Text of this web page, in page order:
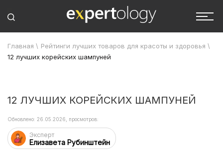
Главная \ Рейтинги лучших товаров для красоты и здоровья \
12 лучших корейских шампуней
12 ЛУЧШИХ КОРЕЙСКИХ ШАМПУНЕЙ
Эксперт
Елизавета Рубинштейн
Обновлено: 26.05.2026, просмотров: